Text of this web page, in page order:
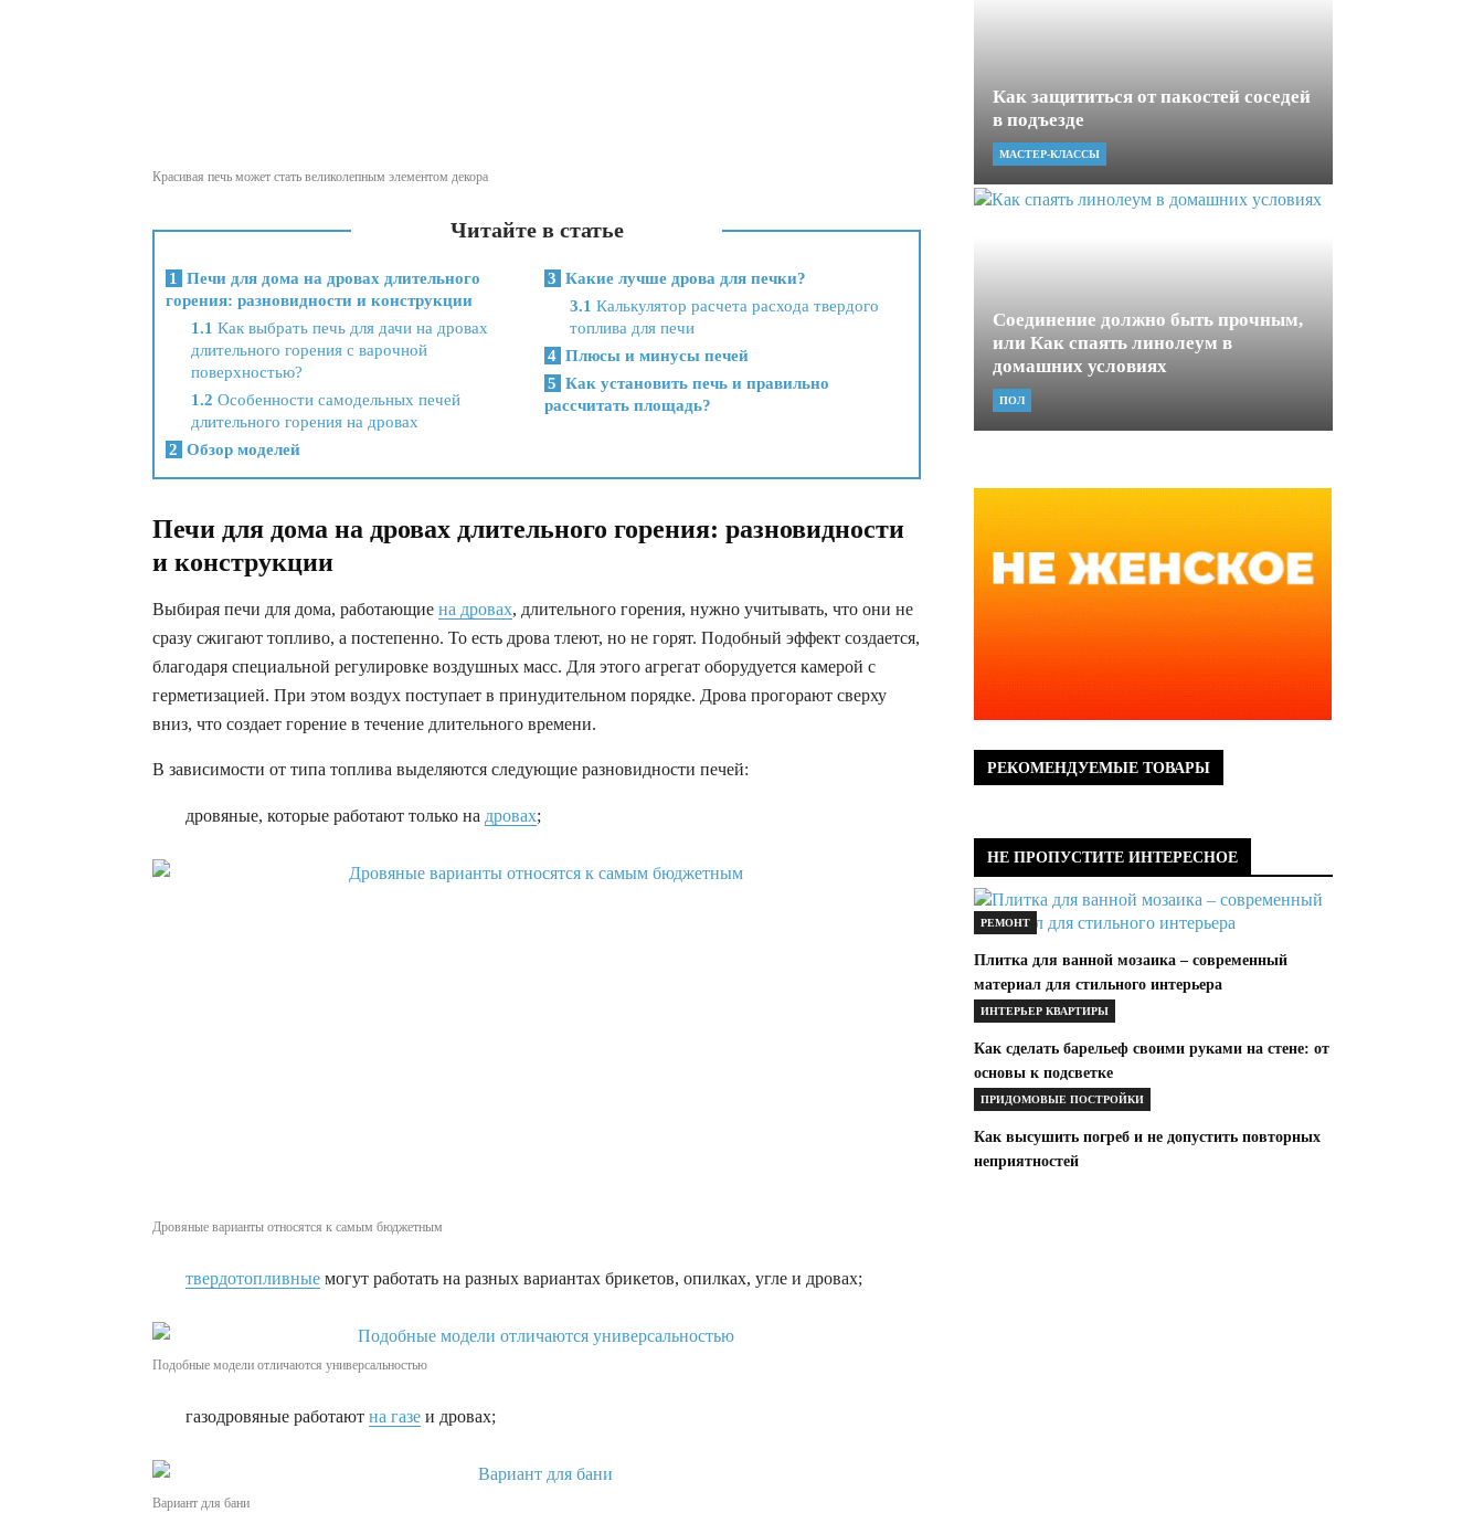
Красивая печь может стать великолепным элементом декора
Читайте в статье
1
Печи для дома на дровах длительного
горения: разновидности и конструкции
1.1 Как выбрать печь для дачи на дровах
длительного горения с варочной
поверхностью?
1.2 Особенности самодельных печей
длительного горения на дровах
2 Обзор моделей
3 Какие лучше дрова для печки?
3.1 Калькулятор расчета расхода твердого
топлива для печи
4 Плюсы и минусы печей
5 Как установить печь и правильно
рассчитать площадь?
Печи для дома на дровах длительного горения: разновидности
и конструкции
Выбирая печи для дома, работающие на дровах, длительного горения, нужно учитывать, что они не
сразу сжигают топливо, а постепенно. То есть дрова тлеют, но не горят. Подобный эффект создается,
благодаря специальной регулировке воздушных масс. Для этого агрегат оборудуется камерой с
герметизацией. При этом воздух поступает в принудительном порядке. Дрова прогорают сверху
вниз, что создает горение в течение длительного времени.
В зависимости от типа топлива выделяются следующие разновидности печей:
дровяные, которые работают только на дровах;
Дровяные варианты относятся к самым бюджетным
твердотопливные могут работать на разных вариантах брикетов, опилках, угле и дровах;
Подобные модели отличаются универсальностью
газодровяные работают на газе и дровах;
Вариант для бани
Как защититься от пакостей соседей
в подъезде
МАСТЕР-КЛАССЫ
Соединение должно быть прочным,
или Как спаять линолеум в
домашних условиях
ПОЛ
РЕКОМЕНДУЕМЫЕ ТОВАРЫ
НЕ ПРОПУСТИТЕ ИНТЕРЕСНОЕ
РЕМОНТ
Плитка для ванной мозаика – современный
материал для стильного интерьера
ИНТЕРЬЕР КВАРТИРЫ
Как сделать барельеф своими руками на стене: от
основы к подсветке
ПРИДОМОВЫЕ ПОСТРОЙКИ
Как высушить погреб и не допустить повторных
неприятностей